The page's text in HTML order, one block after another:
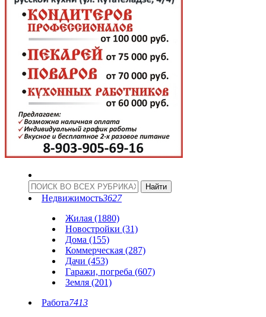
Недвижимость3627
Жилая (1880)
Новостройки (31)
Дома (155)
Коммерческая (287)
Дачи (453)
Гаражи, погреба (607)
Земля (201)
Работа7413